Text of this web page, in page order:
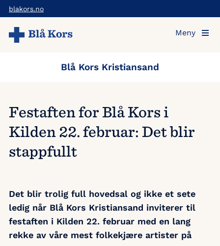
Hopp
til
hovedinnholdet
blakors.no
Meny
Blå Kors Kristiansand
Festaften for Blå Kors i
Kilden 22. februar: Det blir
stappfullt
Det blir trolig full hovedsal og ikke et sete
ledig når Blå Kors Kristiansand inviterer til
festaften i Kilden 22. februar med en lang
rekke av våre mest folkekjære artister på